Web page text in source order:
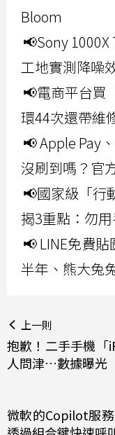
Bloom
📢Sony 1000X
工地實測降噪
📢電商平台買
環44次還帶維
📢 Apple Pay
沒刷到嗎？官
📢國家級「行
揭3重點：勿
📢 LINE免費
半年、熊大兔
上一則
抱歉！二手手機「
人問津…數據曝光
微軟的Copilot服